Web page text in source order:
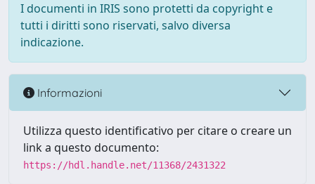
I documenti in IRIS sono protetti da copyright e
tutti i diritti sono riservati, salvo diversa
indicazione.
Informazioni
Utilizza questo identificativo per citare o creare un
link a questo documento:
https://hdl.handle.net/11368/2431322